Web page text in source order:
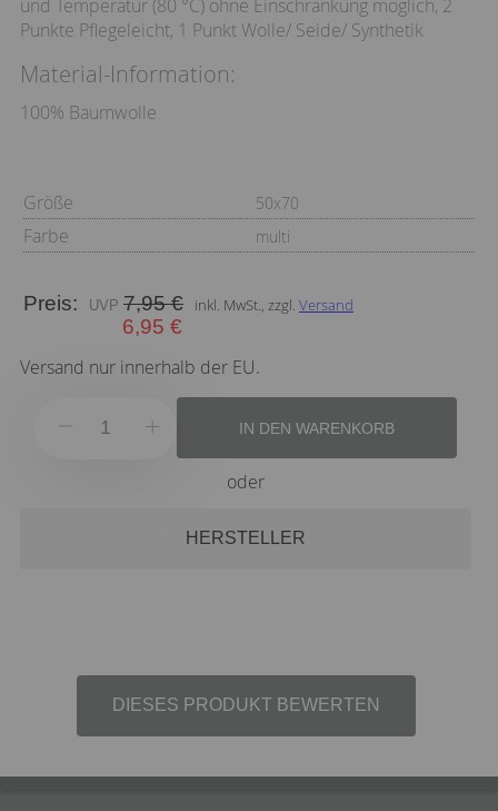
und Temperatur (80 °C) ohne Einschränkung möglich, 2
Punkte Pflegeleicht, 1 Punkt Wolle/ Seide/ Synthetik
Material-Information:
100% Baumwolle
Größe 50x70
Farbe multi
Preis:
7,95 €
6,95 €
inkl. MwSt., zzgl. Versand
Versand nur innerhalb der EU.
IN DEN WARENKORB
oder
HERSTELLER
DIESES PRODUKT BEWERTEN